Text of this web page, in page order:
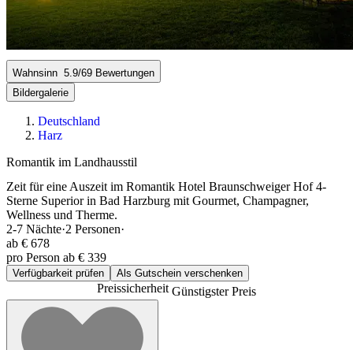
Wahnsinn 5.9/69 Bewertungen
Bildergalerie
Deutschland
Harz
Romantik im Landhausstil
Zeit für eine Auszeit im Romantik Hotel Braunschweiger Hof 4-
Sterne Superior in Bad Harzburg mit Gourmet, Champagner,
Wellness und Therme.
2-7 Nächte·2 Personen·
ab € 678
pro Person ab € 339
Verfügbarkeit prüfen Als Gutschein verschenken
PreissicherheitGünstigster Preis